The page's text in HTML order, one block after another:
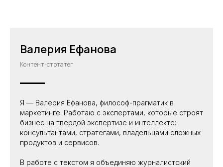
Валерия Ефанова
Контент-стртатег
Я — Валерия Ефанова, философ-прагматик в
маркетинге. Работаю с экспертами, которые строят
бизнес на твердой экспертизе и интеллекте:
консультантами, стратегами, владельцами сложных
продуктов и сервисов.
В работе с текстом я объединяю журналистский